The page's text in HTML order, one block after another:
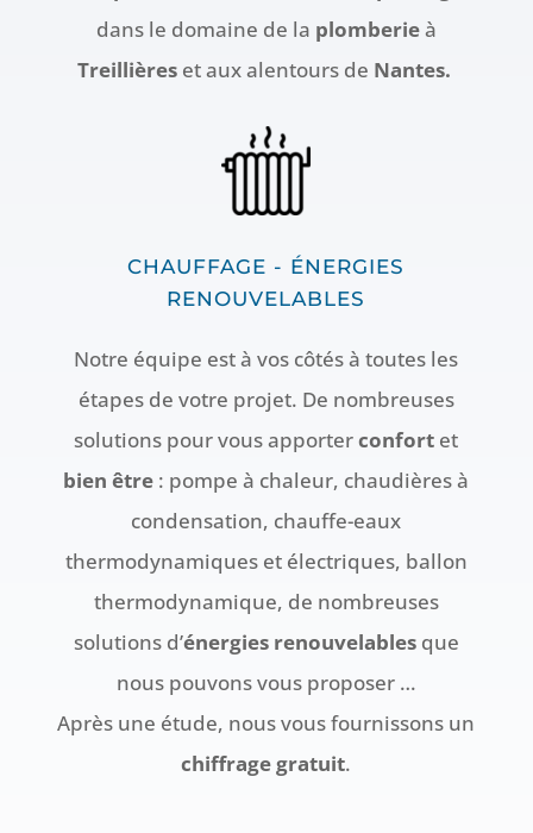
dans le domaine de la plomberieà
Treillières et aux alentours de Nantes.
CHAUFFAGE - ÉNERGIES
RENOUVELABLES
Notre équipe est à vos côtés à toutes les
étapes de votre projet. De nombreuses
solutions pour vous apporterconfort et
bien être : pompe à chaleur, chaudières à
condensation, chauffe-eaux
thermodynamiques et électriques, ballon
thermodynamique, de nombreuses
solutions d’énergies renouvelablesque
nous pouvons vous proposer …
Après une étude, nous vous fournissons un
chiffrage gratuit.